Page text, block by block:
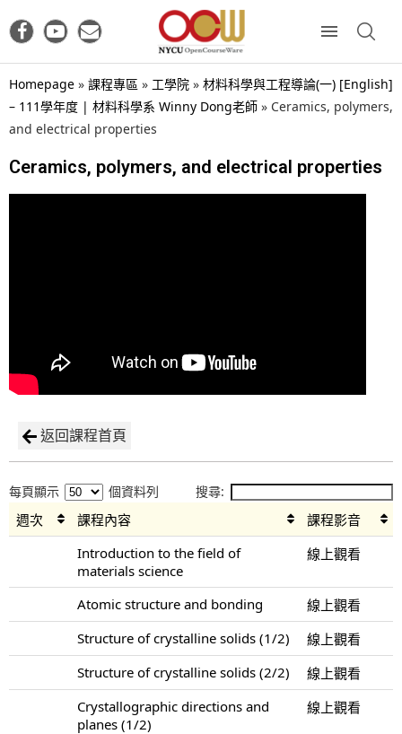
Homepage » 課程專區 » 工學院 » 材料科學與工程導論(一) [English]
– 111學年度 | 材料科學系 Winny Dong老師 » Ceramics, polymers,
and electrical properties
Ceramics, polymers, and electrical properties
返回課程首頁
每頁顯示 個資料列 搜尋:
週次 課程內容
課程影音
Introduction to the field of
materials science
線上觀看
Atomic structure and bonding
線上觀看
Structure of crystalline solids (1/2)
線上觀看
Structure of crystalline solids (2/2)
線上觀看
Crystallographic directions and
planes (1/2)
線上觀看